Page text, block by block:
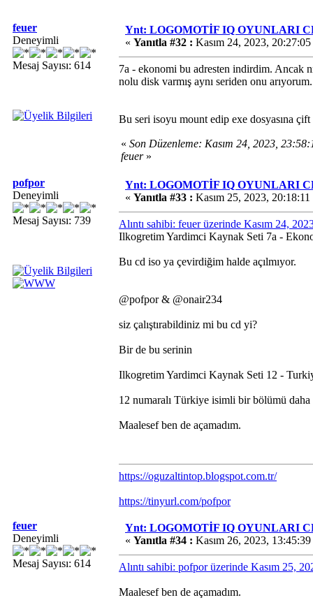
feuer
Deneyimli
Mesaj Sayısı: 614
Ynt: LOGOMOTİF IQ OYUNLARI
« Yanıtla #32 : Kasım 24, 2023,
7a - ekonomi bu adresten indirdim. Ancak
nolu disk varmış aynı seriden onu arıyorum.
Bu seri isoyu mount edip exe dosyasına
« Son Düzenleme: Kasım 24, 2023,
feuer»
pofpor
Deneyimli
Mesaj Sayısı: 739
Ynt: LOGOMOTİF IQ OYUNLARI
« Yanıtla #33 : Kasım 25, 2023,
Alıntı sahibi: feuer üzerinde Kasım 24,
Ilkogretim Yardimci Kaynak Seti 7a -
Bu cd iso ya çevirdiğim halde açılmıyor.
@pofpor & @onair234
siz çalıştırabildiniz mi bu cd yi?
Bir de bu serinin
Ilkogretim Yardimci Kaynak Seti 12 -
12 numaralı Türkiye isimli bir bölümü daha
Maalesef ben de açamadım.
https://oguzaltintop.blogspot.com.tr/
https://tinyurl.com/pofpor
feuer
Deneyimli
Mesaj Sayısı: 614
Ynt: LOGOMOTİF IQ OYUNLARI
« Yanıtla #34 : Kasım 26, 2023,
Alıntı sahibi: pofpor üzerinde Kasım 25,
Maalesef ben de açamadım.